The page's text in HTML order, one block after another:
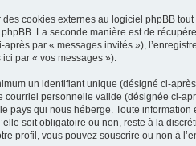
cookies externes au logiciel phpBB
La seconde manière est de
par « messages invités »),
par « vos messages »).
un identifiant unique (désigné ci-
courriel personnelle valide (désignée ci-
pays qui nous héberge. Toute
soit obligatoire ou non, reste à la
profil, vous pouvez souscrire ou non à